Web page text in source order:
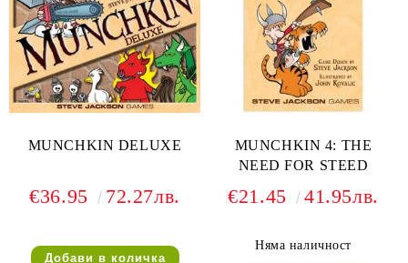
MUNCHKIN DELUXE
€36.95 72.27лв.
MUNCHKIN 4: THE
NEED FOR STEED
€21.45 41.95лв.
Няма наличност